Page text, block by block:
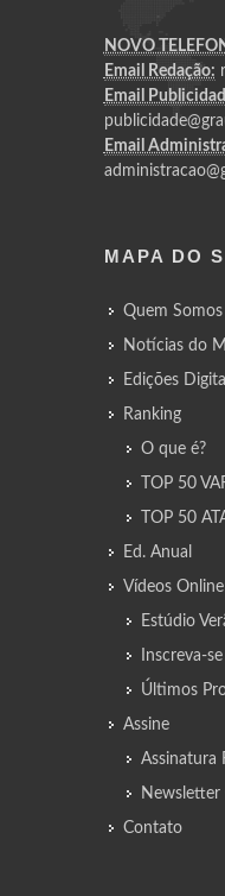
NOVO
Email Redação:
Email
Email
MAPA DO
Quem Somos
Notícias do
Edições
Ranking
O que é?
TOP 50
TOP 50
Ed. Anual
Vídeos Online
Estúdio
Inscreva-se
Últimos
Assine
Assinatura
Newsletter
Contato